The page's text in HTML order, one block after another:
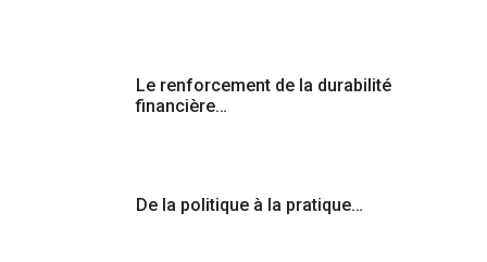
Le renforcement de la durabilité
financière…
De la politique à la pratique…